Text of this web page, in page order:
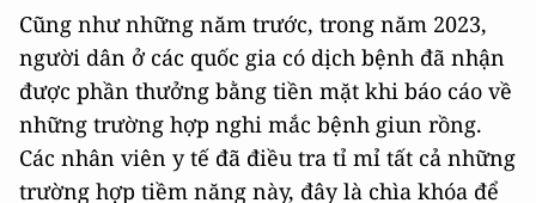
Cũng như những năm trước, trong năm 2023,
người dân ở các quốc gia có dịch bệnh đã nhận
được phần thưởng bằng tiền mặt khi báo cáo về
những trường hợp nghi mắc bệnh giun rồng.
Các nhân viên y tế đã điều tra tỉ mỉ tất cả những
trường hợp tiềm năng này, đây là chìa khóa để